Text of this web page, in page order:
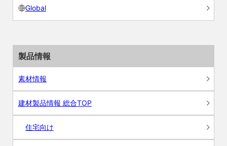
Global
製品情報
素材情報
建材製品情報 総合TOP
住宅向け